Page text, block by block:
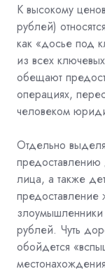
К высокому
рублей)
как «досье под
из всех
обещают
операциях,
человеком
Отдельно
предоставлению
лица, а также
рублей. Чуть
обойдется